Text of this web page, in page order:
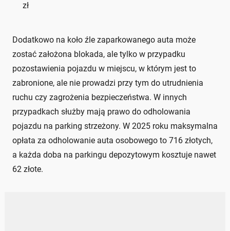
zł
Dodatkowo na koło źle zaparkowanego auta może
zostać założona blokada, ale tylko w przypadku
pozostawienia pojazdu w miejscu, w którym jest to
zabronione, ale nie prowadzi przy tym do utrudnienia
ruchu czy zagrożenia bezpieczeństwa. W innych
przypadkach służby mają prawo do odholowania
pojazdu na parking strzeżony. W 2025 roku maksymalna
opłata za odholowanie auta osobowego to 716 złotych,
a każda doba na parkingu depozytowym kosztuje nawet
62 złote.